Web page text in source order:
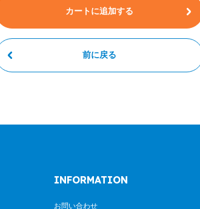
カートに追加する
前に戻る
INFORMATION
お問い合わせ